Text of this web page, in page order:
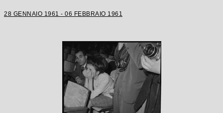
28 GENNAIO 1961 - 06 FEBBRAIO 1961